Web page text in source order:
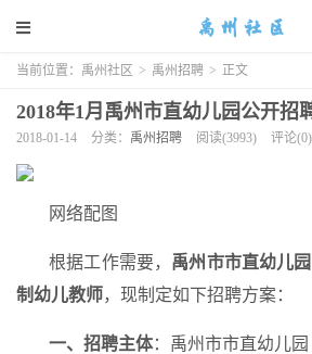
当前位置： 禹州社区 > 禹州招聘 > 正文
2018年1月禹州市直幼儿园公开招
2018-01-14 分类： 禹州招聘 阅读(3993) 评论(0)
网络配图
根据工作需要， 禹州市市直幼儿
制幼儿教师，现制定如下招聘方案：
一、招聘主体：禹州市市直幼儿园